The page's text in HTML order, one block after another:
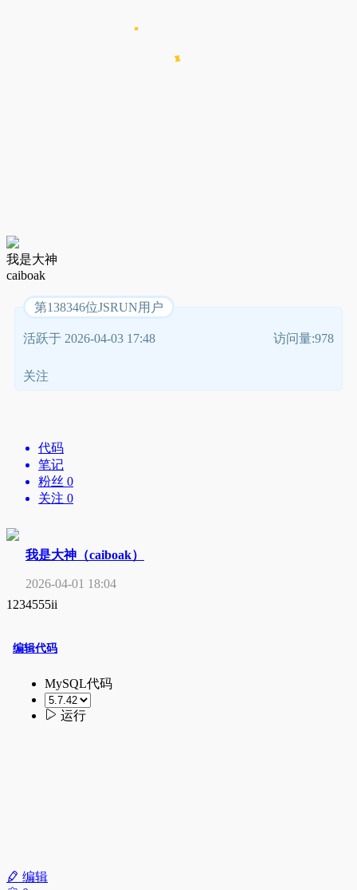
我是大神
caiboak
第138346位JSRUN用户
活跃于 2026-04-03 17:48 访问量:978
关注
代码
笔记
粉丝 0
关注 0
我是大神（caiboak）
2026-04-01 18:04
1234555ii
编辑